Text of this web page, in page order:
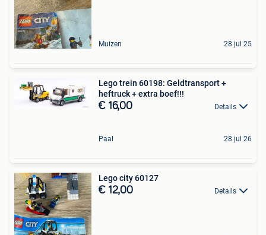
Muizen 28 jul 25
Lego trein 60198: Geldtransport +
heftruck + extra boef!!!
€ 16,00 Details
Paal 28 jul 26
Lego city 60127
€ 12,00 Details